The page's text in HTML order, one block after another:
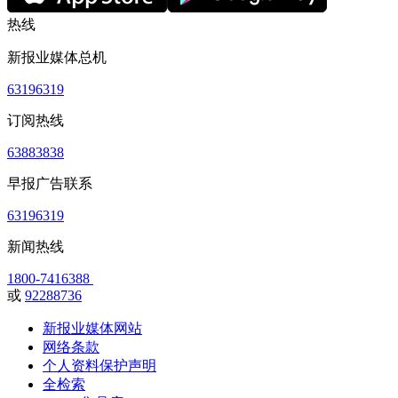
热线
新报业媒体总机
63196319
订阅热线
63883838
早报广告联系
63196319
新闻热线
1800-7416388
或 92288736
新报业媒体网站
网络条款
个人资料保护声明
全检索